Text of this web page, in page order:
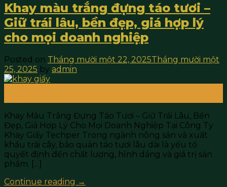
Khay màu trắng đựng táo tươi –
Giữ trái lâu, bền đẹp, giá hợp lý
cho mọi doanh nghiệp
Posted on Tháng mười một 22, 2025Tháng mười một
25, 2025 by admin
Khay Màu Trắng Đựng Táo Tươi – Giữ Trái Lâu, Bền
Đẹp, Giá Hợp Lý Cho Mọi Doanh Nghiệp Tại Công Ty
Khay Giấy Techper Trong ngành nông sản và xuất
khẩu trái cây, bảo quản táo tươi lâu dài là yếu tố
quyết định đến chất lượng, hình dáng và giá trị sản
phẩm. […]
Continue reading →